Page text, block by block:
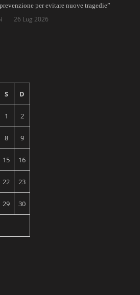
per evitare nuove tragedie”
26 Lug 2026
S D
1 2
8 9
15 16
22 23
29 30